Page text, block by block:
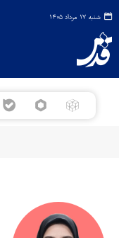
شنبه ۱۷ مرداد ۱۴۰۵